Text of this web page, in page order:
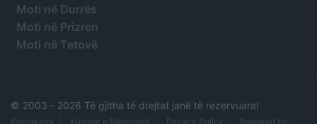
Moti në Durrës
Moti në Prizren
Moti në Tetovë
© 2003 - 2026 Të gjitha të drejtat janë të rezervuara!
Kontaktoni Kushtet e Përdorimit Privacy Policy Powered by: